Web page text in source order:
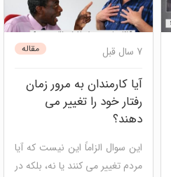
دیسک شخصیت شناسی
مصاحبه و استخدام
مدیریت
استعداد منابع انسانی
مدیریت
و گروهی
مقاله 7 سال قبل
آیا کارمندان به مرور زمان
رفتار خود را تغییر می
دهند؟
این سوال الزاماً این نیست که آیا
مردم تغییر می کنند یا نه، بلکه در